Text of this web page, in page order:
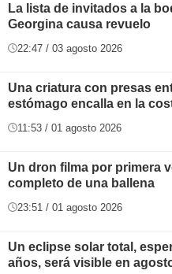
La lista de invitados a la
Georgina causa revuelo
22:47 / 03 agosto 2026
Una criatura con presas
estómago encalla en la
11:53 / 01 agosto 2026
Un dron filma por primera
completo de una ballena
23:51 / 01 agosto 2026
Un eclipse solar total,
años, será visible en